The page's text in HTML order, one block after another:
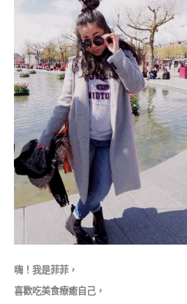
嗨！我是菲菲，
喜歡吃美食療癒自己，